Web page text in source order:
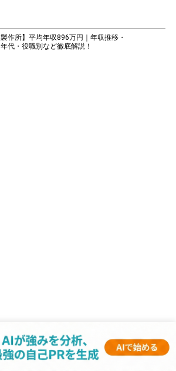
製作所】平均年収896万円｜年収推移・
代・役職別など徹底解説！